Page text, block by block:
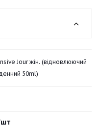
Jour жін. (відновлюючий
денний 50ml)